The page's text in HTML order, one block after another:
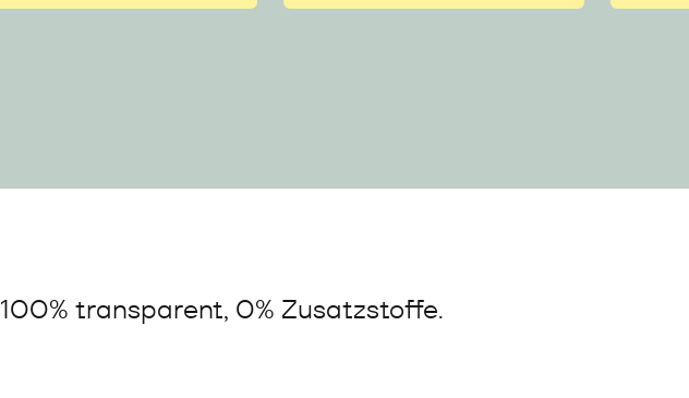
100% transparent, 0% Zusatzstoffe.